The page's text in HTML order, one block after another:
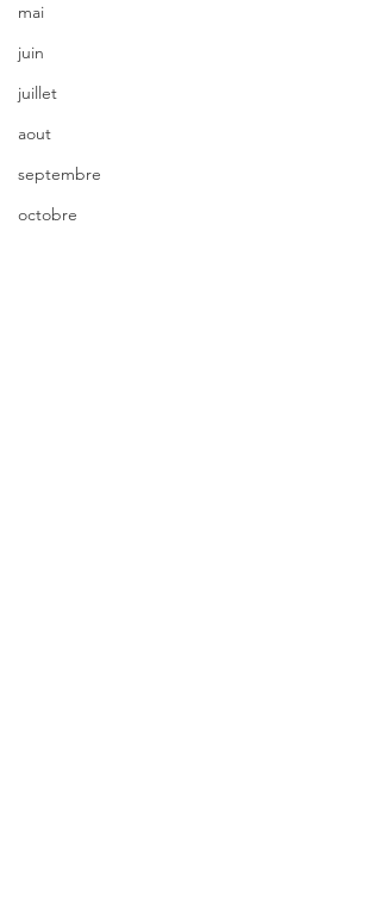
mai
juin
juillet
aout
septembre
octobre